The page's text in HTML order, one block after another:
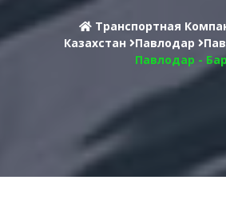
Транспортная
Казахстан
Павлодар
Павлодар -